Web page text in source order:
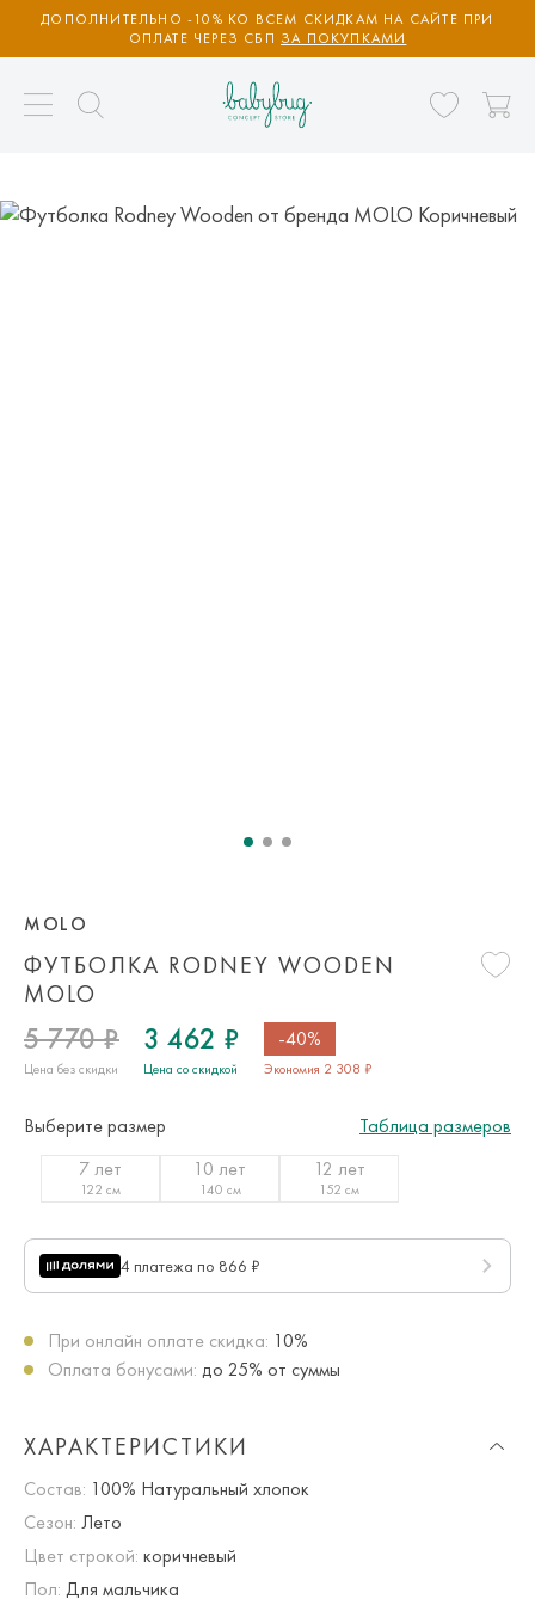
ДОПОЛНИТЕЛЬНО -10% КО ВСЕМ СКИДКАМ НА САЙТЕ ПРИ
ОПЛАТЕ ЧЕРЕЗ СБП ЗА ПОКУПКАМИ
ФУТБОЛКА RODNEY WOODEN
MOLO
MOLO
5 770 ₽
Цена без скидки
3 462 ₽
Цена со скидкой
-40%
Экономия 2 308 ₽
Выберите размер
Таблица размеров
7 лет
122 см
10 лет
140 см
12 лет
152 см
4 платежа по 866 ₽
При онлайн оплате скидка: 10%
Оплата бонусами: до 25% от суммы
ХАРАКТЕРИСТИКИ
Состав: 100% Натуральный хлопок
Сезон: Лето
Цвет строкой: коричневый
Пол: Для мальчика